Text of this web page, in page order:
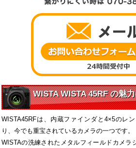
WISTA WISTA 45RF の魅
WISTA45RFは、内蔵ファインダと4×5のレ
り、今でも重宝されているカメラの一つです。
WISTAの洗練されたメタルフィールドカメラ